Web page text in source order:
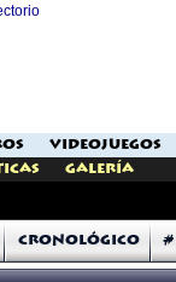
VIDEOJUEGOS
Galería
Cronológico